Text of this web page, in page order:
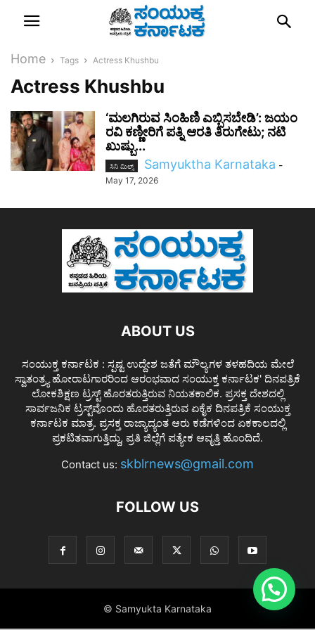
Home Tags Actress Khushbu
Actress Khushbu
‘ಮಲಗಿರುವ ಸಿಂಹಿಣಿ ಎಬ್ಬಿಸಬೇಡಿ’: ಜಯಂ
ರವಿ ಕಣ್ಣೀರಿಗೆ ಪತ್ನಿ ಆರತಿ ತಿರುಗೇಟು; ನಟಿ
ಖುಷ್ಬು...
ಸಿನಿ ಮಿಲ್ಸ್ Samyuktha Karnataka -
May 17, 2026
ABOUT US
ಸಂಯುಕ್ತ ಕರ್ನಾಟಕ : ಸ್ಪಷ್ಟ ಉದ್ದೇಶ ಜತೆಗೆ ಮೌಲ್ಯಗಳ ತಳಹದಿಯ ಮೇಲೆ
ಸ್ವಾತಂತ್ರ್ಯ ಹೋರಾಟಗಾರರಿಂದ ಆರಂಭವಾದ ಸಂಯುಕ್ತ ಕರ್ನಾಟಕ' ದಿನಪತ್ರಿಕೆ
ಲೋಕಶಿಕ್ಷಣ ಟ್ರಸ್ಟ್ ಹೊರತರುತ್ತಿರುವ ನಿಯತಕಾಲಿಕ. ಪ್ರಸಕ್ತ ದೇಶದಲ್ಲಿ
ಸಾರ್ವಜನಿಕ ಟ್ರಸ್ಟ್‌ವೊಂದು ಹೊರತರುತ್ತಿರುವ ಏಕೈಕ ದಿನಪತ್ರಿಕೆ ಸಂಯುಕ್ತ
ಕರ್ನಾಟಕ ಮಾತ್ರ. ಪ್ರಸಕ್ತ ರಾಜ್ಯಾದ್ಯಂತ ಆರು ಕಡೆಗಳಿಂದ ಏಕಕಾಲದಲ್ಲಿ
ಪ್ರಕಟಿತವಾಗುತ್ತಿದ್ದು, ಪ್ರತಿ ಜಿಲ್ಲೆಗೆ ಪತ್ಯೇಕ ಆವೃತ್ತಿ ಹೊಂದಿದೆ.
Contact us: skblrnews@gmail.com
FOLLOW US
© Samyukta Karnataka